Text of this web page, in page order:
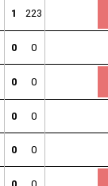
1 223
0 0
0 0
0 0
0 0